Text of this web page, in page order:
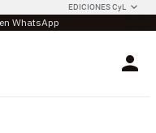
EDICIONES CyL
WhatsApp
Login